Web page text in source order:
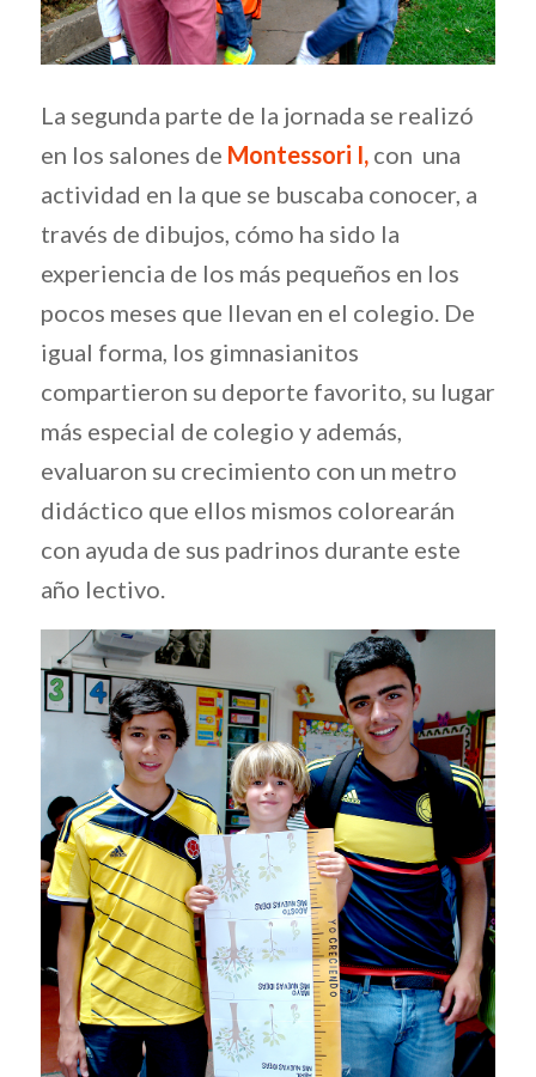
La segunda parte de la jornada se realizó
en los salones de Montessori I, con una
actividad en la que se buscaba conocer, a
través de dibujos, cómo ha sido la
experiencia de los más pequeños en los
pocos meses que llevan en el colegio. De
igual forma, los gimnasianitos
compartieron su deporte favorito, su lugar
más especial de colegio y además,
evaluaron su crecimiento con un metro
didáctico que ellos mismos colorearán
con ayuda de sus padrinos durante este
año lectivo.